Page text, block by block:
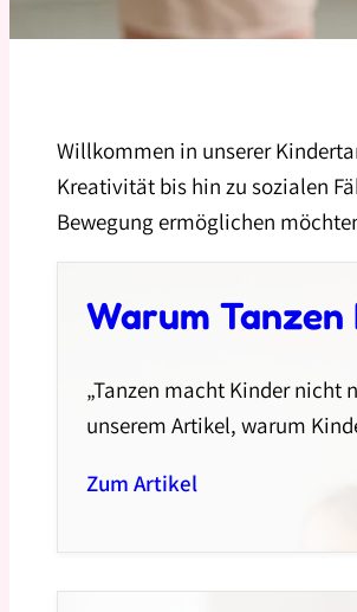
Willkommen in unserer
Kreativität bis hin zu sozialen
Bewegung ermöglichen
Warum
„Tanzen macht Kinder nicht
unserem Artikel, warum
Zum Artikel